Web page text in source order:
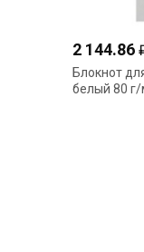
2 144.86
Блокнот
белый 80